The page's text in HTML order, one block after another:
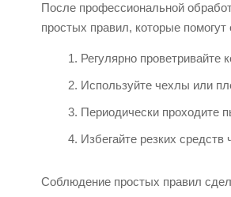
После профессиональной
простых правил, которые помогут
Регулярно проветривайте
Используйте чехлы или
Периодически проходите
Избегайте резких средств
Соблюдение простых правил